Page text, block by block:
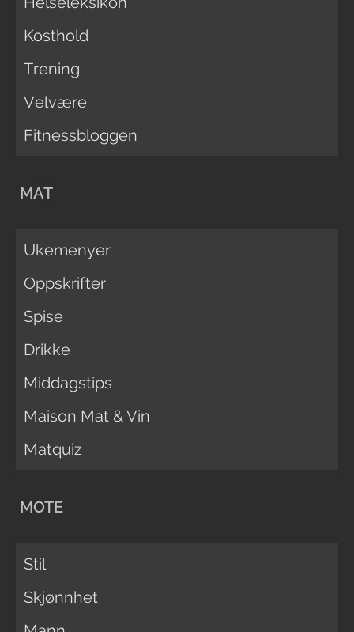
Kosthold
Trening
Velvære
Fitnessbloggen
MAT
Ukemenyer
Oppskrifter
Spise
Drikke
Middagstips
Maison Mat & Vin
Matquiz
MOTE
Stil
Skjønnhet